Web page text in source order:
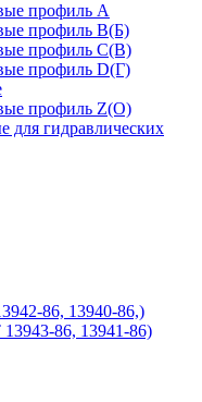
профиль A
профиль B(Б)
профиль C(В)
профиль D(Г)
профиль Z(О)
для гидравлических
86, 13940-86,)
86, 13941-86)